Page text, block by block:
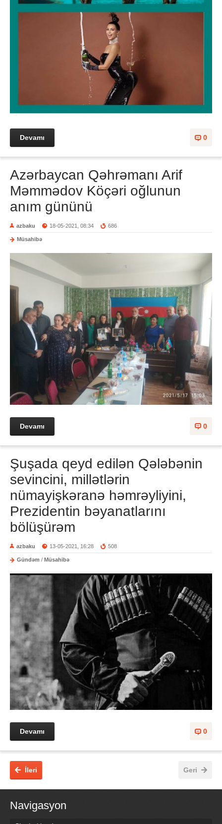
0
Devamı
Azərbaycan Qəhrəmanı Arif
Məmmədov Köçəri oğlunun
anım gününü
azbaku 18-05-2021, 08:34 686
Müsahibə
0
Devamı
Şuşada qeyd edilən Qələbənin
sevincini, millətlərin
nümayişkəranə həmrəyliyini,
Prezidentin bəyanatlarını
bölüşürəm
azbaku 13-05-2021, 16:28 508
Gündəm / Müsahibə
0
Devamı
Geri
İleri
Navigasyon